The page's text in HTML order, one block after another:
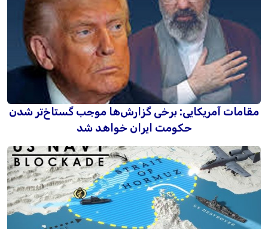
مقامات آمریکایی: برخی گزارش‌ها موجب گستاخ‌تر شدن
حکومت ایران خواهد شد